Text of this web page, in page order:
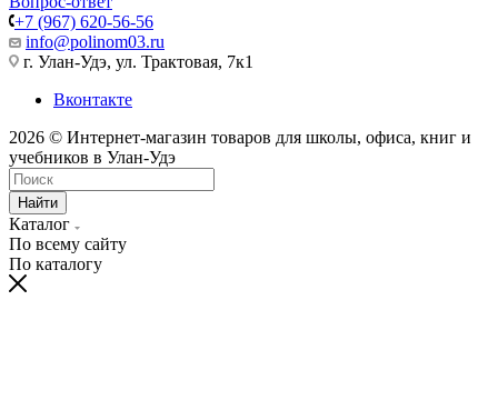
+7 (967) 620-56-56
info@polinom03.ru
г. Улан-Удэ, ул. Трактовая, 7к1
Вконтакте
2026 © Интернет-магазин товаров для школы, офиса, книг и
учебников в Улан-Удэ
Найти
Каталог
По всему сайту
По каталогу